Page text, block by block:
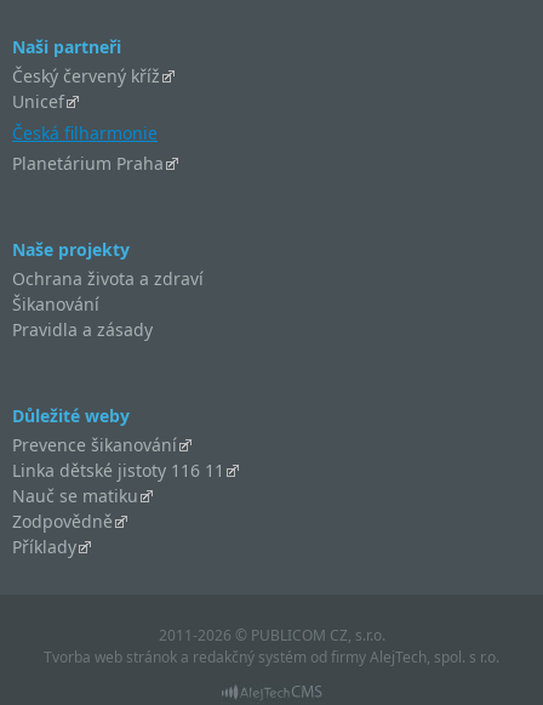
Naši partneři
Český červený kříž
Unicef
Česká filharmonie
Planetárium Praha
Naše projekty
Ochrana života a zdraví
Šikanování
Pravidla a zásady
Důležité weby
Prevence šikanování
Linka dětské jistoty 116 11
Nauč se matiku
Zodpovědně
Příklady
2011-2026 © PUBLICOM CZ, s.r.o.
Tvorba web stránok a redakčný systém od firmyAlejTech, spol. s r.o.